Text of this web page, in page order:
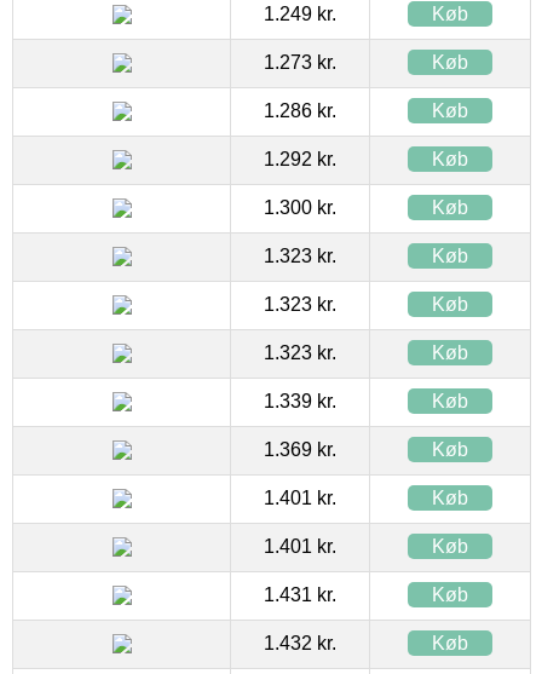
1.249 kr. Køb
1.273 kr. Køb
1.286 kr. Køb
1.292 kr. Køb
1.300 kr. Køb
1.323 kr. Køb
1.323 kr. Køb
1.323 kr. Køb
1.339 kr. Køb
1.369 kr. Køb
1.401 kr. Køb
1.401 kr. Køb
1.431 kr. Køb
1.432 kr. Køb